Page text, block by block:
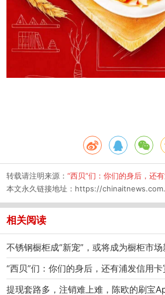
转载请注明来源： “西贝”们：你们的身后，还
本文永久链接地址： https://
相关阅读
不锈钢橱柜成“新宠”，或将成为橱柜市
“西贝”们：你们的身后，还有浦发信用
提现套路多，注销难上难，陈欧的刷宝